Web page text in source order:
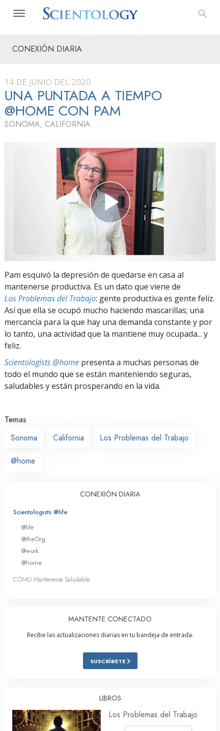
CONEXIÓN DIARIA
14 DE JUNIO DEL 2020
UNA PUNTADA A TIEMPO
@HOME CON PAM
SONOMA, CALIFORNIA
Pam esquivó la depresión de quedarse en casa al
mantenerse productiva. Es un dato que viene de
Los Problemas del Trabajo: gente productiva es gente feliz.
Así que ella se ocupó mucho haciendo mascarillas; una
mercancía para la que hay una demanda constante y por
lo tanto, una actividad que la mantiene muy ocupada... y
feliz.
Scientologists @home presenta a muchas personas de
todo el mundo que se están manteniendo seguras,
saludables y están prosperando en la vida.
Temas
Sonoma
California Los Problemas del Trabajo
@home
CONEXIÓN DIARIA
Scientologists @life
@life
@theOrg
@work
@home
CÓMO Mantenerse Saludable
MANTENTE CONECTADO
Recibe las actualizaciones diarias en tu bandeja de entrada.
SUSCRÍBETE
LIBROS
Los Problemas del Trabajo